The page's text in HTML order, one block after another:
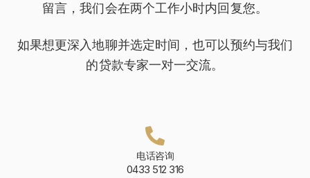
留言，我们会在两个工作小时内回复您。
如果想更深入地聊并选定时间，也可以预约与我们
的贷款专家一对一交流。
电话咨询
0433 512 316